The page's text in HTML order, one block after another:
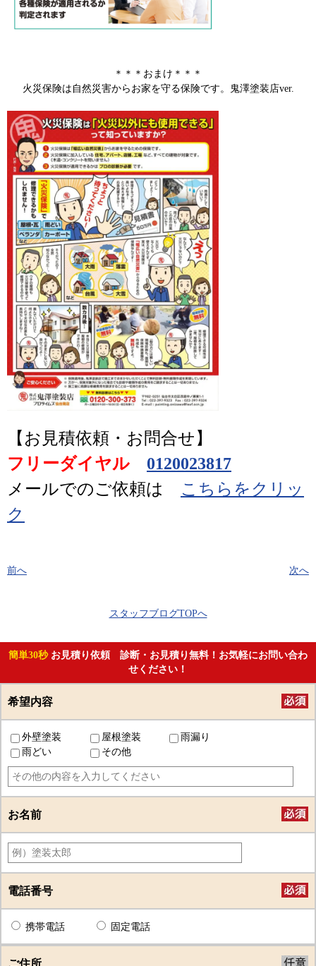
＊＊＊おまけ＊＊＊
火災保険は自然災害からお家を守る保険です。鬼澤塗装店ver.
【お見積依頼・お問合せ】
フリーダイヤル 0120023817
メールでのご依頼は
こちらをクリッ
ク
前へ 次へ
スタッフブログTOPへ
簡単30秒 お見積り依頼 診断・お見積り無料！お気軽にお問い合わ
せください！
希望内容
外壁塗装 屋根塗装
雨漏り
雨どい
その他
お名前
電話番号
携帯電話 固定電話
ご住所